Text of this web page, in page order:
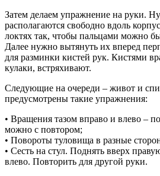
Затем делаем упражнение на руки.
располагаются свободно вдоль
локтях так, чтобы пальцами можно
Далее нужно вытянуть их вперед
для разминки кистей рук. Кистями
кулаки, встряхивают.
Следующие на очереди – живот и
предусмотрены такие упражнения:
• Вращения тазом вправо и влево –
можно с повтором;
• Повороты туловища в разные
• Сесть на стул. Поднять вверх
влево. Повторить для другой руки.